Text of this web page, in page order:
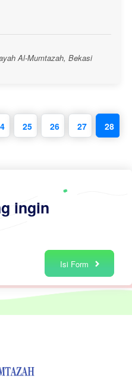
Al-Mumtazah, Bekasi
25 26 27 28
ingin
Isi Form